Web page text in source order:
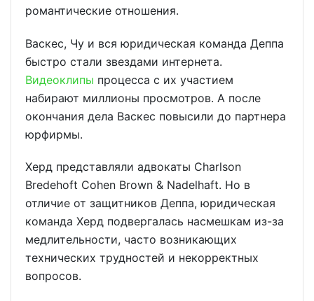
романтические отношения.
Васкес, Чу и вся юридическая команда Деппа
быстро стали звездами интернета.
Видеоклипы процесса с их участием
набирают миллионы просмотров. А после
окончания дела Васкес повысили до партнера
юрфирмы.
Херд представляли адвокаты Charlson
Bredehoft Cohen Brown & Nadelhaft. Но в
отличие от защитников Деппа, юридическая
команда Херд подвергалась насмешкам из-за
медлительности, часто возникающих
технических трудностей и некорректных
вопросов.